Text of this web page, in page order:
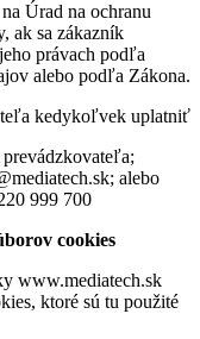
Úrad na ochranu
ak sa zákazník
právach podľa
alebo podľa Zákona.
kedykoľvek uplatniť
prevádzkovateľa;
alebo
999 700
cookies
www.mediatech.sk
ktoré sú tu použité